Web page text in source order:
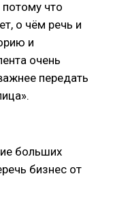
потому что
о чём речь и
и
очень
передать
больших
бизнес от